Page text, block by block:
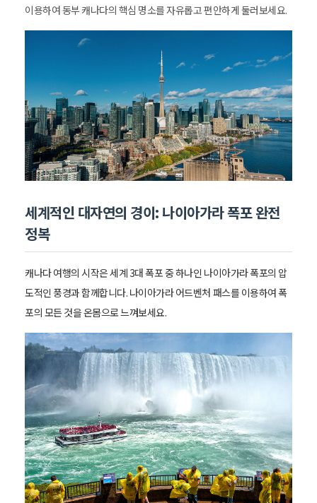
이용하여 동부 캐나다의 핵심 명소를 자유롭고 편안하게 둘러보세요.
세계적인 대자연의 경이: 나이아가라 폭포 완전
정복
캐나다 여행의 시작은 세계 3대 폭포 중 하나인 나이아가라 폭포의 압
도적인 풍경과 함께합니다. 나이아가라 어드벤처 패스를 이용하여 폭
포의 모든 것을 온몸으로 느껴보세요.